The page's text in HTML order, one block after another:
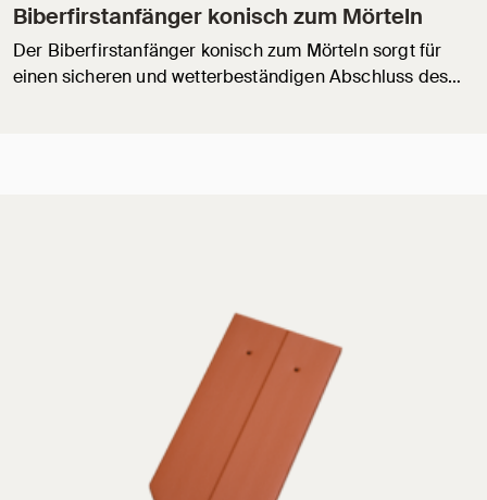
Biberfirstanfänger konisch zum Mörteln
Der Biberfirstanfänger konisch zum Mörteln sorgt für
einen sicheren und wetterbeständigen Abschluss des…